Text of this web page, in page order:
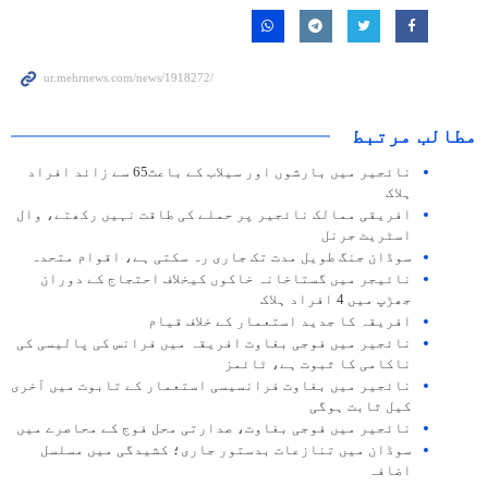
مطالب مرتبط
نائجير ميں بارشوں اور سيلاب کے باعث65 سے زائد افراد
ہلاک
افریقی ممالک نائجیر پر حملے کی طاقت نہیں رکھتے، وال
اسٹریٹ جرنل
سوڈان جنگ طویل مدت تک جاری رہ سکتی ہے، اقوام متحدہ
نائیجر میں گستاخانہ خاکوں کیخلاف احتجاج کے دوران
جھڑپ میں 4 افراد ہلاک
افریقہ کا جدید استعمار کے خلاف قیام
نائجیر میں فوجی بغاوت افریقہ میں فرانس کی پالیسی کی
ناکامی کا ثبوت ہے، ٹائمز
نائجیر میں بغاوت فرانسیسی استعمار کے تابوت میں آخری
کیل ثابت ہوگی
نائجیر میں فوجی بغاوت، صدارتی محل فوج کے محاصرے میں
سوڈان میں تنازعات بدستور جاری؛ کشیدگی میں مسلسل
اضافہ